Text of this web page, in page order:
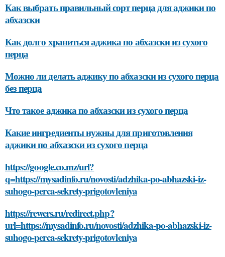
Как выбрать правильный сорт перца для аджики по
абхазски
Как долго храниться аджика по абхазски из сухого
перца
Можно ли делать аджику по абхазски из сухого перца
без перца
Что такое аджика по абхазски из сухого перца
Какие ингредиенты нужны для приготовления
аджики по абхазски из сухого перца
https://google.co.mz/url?
q=https://mysadinfo.ru/novosti/adzhika-po-abhazski-iz-
suhogo-perca-sekrety-prigotovleniya
https://rewers.ru/redirect.php?
url=https://mysadinfo.ru/novosti/adzhika-po-abhazski-iz-
suhogo-perca-sekrety-prigotovleniya